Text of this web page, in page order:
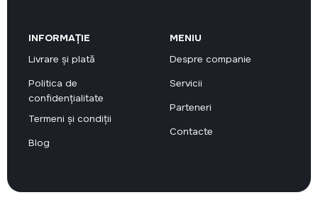
INFORMAȚIE
Livrare și plată
Politica de
confidențialitate
Termeni și condiții
Blog
MENIU
Despre companie
Servicii
Parteneri
Contacte